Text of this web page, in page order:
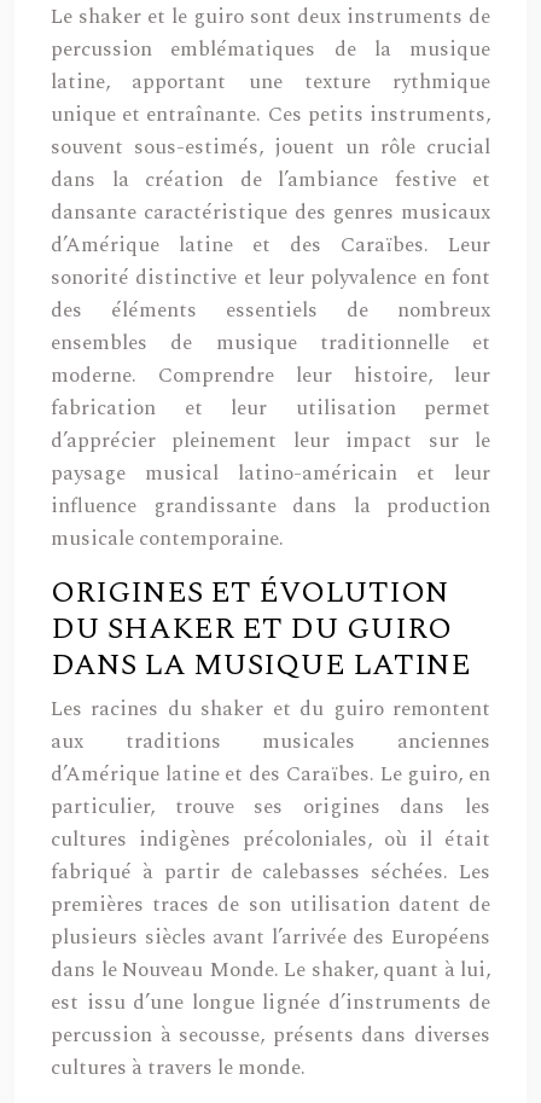
Le shaker et le guiro sont deux instruments de
percussion emblématiques de la musique
latine, apportant une texture rythmique
unique et entraînante. Ces petits instruments,
souvent sous-estimés, jouent un rôle crucial
dans la création de l’ambiance festive et
dansante caractéristique des genres musicaux
d’Amérique latine et des Caraïbes. Leur
sonorité distinctive et leur polyvalence en font
des éléments essentiels de nombreux
ensembles de musique traditionnelle et
moderne. Comprendre leur histoire, leur
fabrication et leur utilisation permet
d’apprécier pleinement leur impact sur le
paysage musical latino-américain et leur
influence grandissante dans la production
musicale contemporaine.
ORIGINES ET ÉVOLUTION
DU SHAKER ET DU GUIRO
DANS LA MUSIQUE LATINE
Les racines du shaker et du guiro remontent
aux traditions musicales anciennes
d’Amérique latine et des Caraïbes. Le guiro, en
particulier, trouve ses origines dans les
cultures indigènes précoloniales, où il était
fabriqué à partir de calebasses séchées. Les
premières traces de son utilisation datent de
plusieurs siècles avant l’arrivée des Européens
dans le Nouveau Monde. Le shaker, quant à lui,
est issu d’une longue lignée d’instruments de
percussion à secousse, présents dans diverses
cultures à travers le monde.